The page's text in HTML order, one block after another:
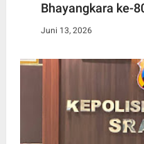
Bhayangkara ke-
Juni 13, 2026